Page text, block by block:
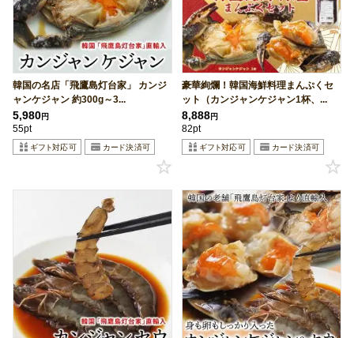
韓国の名店「飛鷹島灯台家」 カンジ
ャンケジャン 約300g～3...
5,980円
55pt
豪華絢爛！韓国海鮮料理まんぷくセ
ット（カンジャンケジャン1杯、...
8,888円
82pt